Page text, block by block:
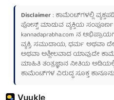
Disclaimer: ಕಾಮೆಂಟ್‌ಗಳಲ್ಲಿ
ಪೋಸ್ಟ್ ಮಾಡುವ ವ್ಯಕ್ತಿಯ
kannadaprabha.com ನ
ವ್ಯಕ್ತಿ, ಸಮುದಾಯ, ಧರ್ಮ ಅಥವಾ
ಅಥವಾ ಅಶ್ಲೀಲವಾದ ಯಾವುದೇ
ಮಾಹಿತಿ ತಂತ್ರಜ್ಞಾನ ನೀತಿಯ
ಕಾಮೆಂಟ್‌ಗಳ ವಿರುದ್ಧ ಸೂಕ್ತ ಕಾನೂನು